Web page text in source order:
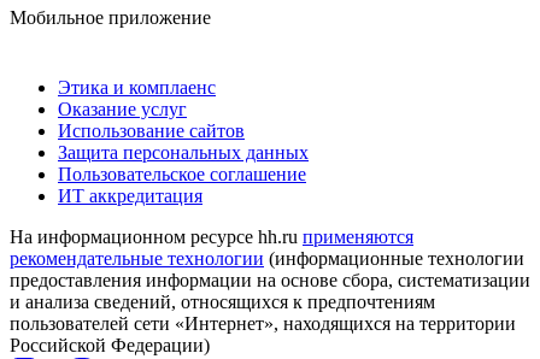
Мобильное приложение
Этика и комплаенс
Оказание услуг
Использование сайтов
Защита персональных данных
Пользовательское соглашение
ИТ аккредитация
На информационном ресурсе hh.ru применяются
рекомендательные технологии (информационные технологии
предоставления информации на основе сбора, систематизации
и анализа сведений, относящихся к предпочтениям
пользователей сети «Интернет», находящихся на территории
Российской Федерации)